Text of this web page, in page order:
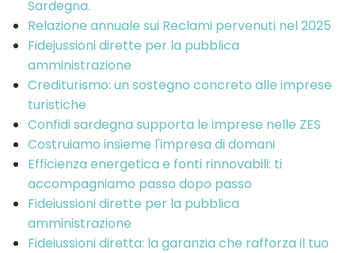
Sardegna.
Relazione annuale sui Reclami pervenuti nel 2025
Fidejussioni dirette per la pubblica
amministrazione
Crediturismo: un sostegno concreto alle imprese
turistiche
Confidi sardegna supporta le imprese nelle ZES
Costruiamo insieme l'impresa di domani
Efficienza energetica e fonti rinnovabili: ti
accompagniamo passo dopo passo
Fideiussioni dirette per la pubblica
amministrazione
Fideiussioni diretta: la garanzia che rafforza il tuo